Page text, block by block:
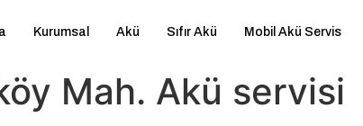
Kurumsal Akü Sıfır Akü Mobil Akü Servis
Mah. Akü servisi